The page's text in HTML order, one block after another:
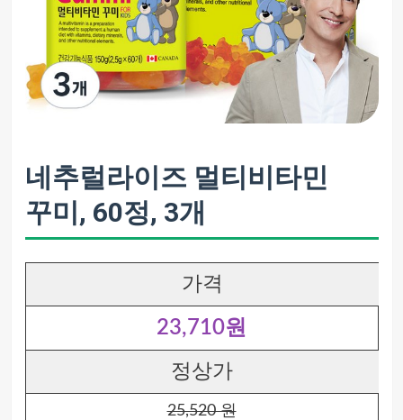
네추럴라이즈 멀티비타민
꾸미, 60정, 3개
가격
23,710원
정상가
25,520 원